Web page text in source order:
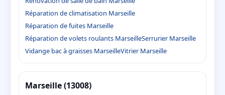
Réparation de climatisation Marseille
Réparation de fuites Marseille
Réparation de volets roulants MarseilleSerrurier Marseille
Vidange bac à graisses MarseilleVitrier Marseille
Marseille (13008)